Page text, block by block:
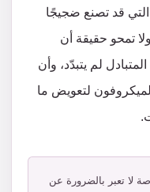
قد تصنع ضجيجًا
ولا تمحو حقيقة أن
لم يتبدّد، وأن
لتعويض ما
لا تعبر بالضرورة عن